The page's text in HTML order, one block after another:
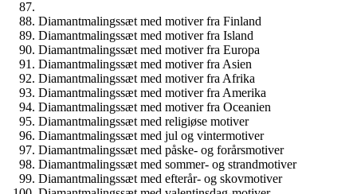
Diamantmalingssæt med motiver fra Finland
Diamantmalingssæt med motiver fra Island
Diamantmalingssæt med motiver fra Europa
Diamantmalingssæt med motiver fra Asien
Diamantmalingssæt med motiver fra Afrika
Diamantmalingssæt med motiver fra Amerika
Diamantmalingssæt med motiver fra Oceanien
Diamantmalingssæt med religiøse motiver
Diamantmalingssæt med jul og vintermotiver
Diamantmalingssæt med påske- og forårsmotiver
Diamantmalingssæt med sommer- og strandmotiver
Diamantmalingssæt med efterår- og skovmotiver